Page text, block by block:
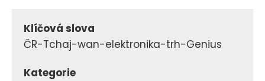
Klíčová slova
ČR-Tchaj-wan-elektronika-trh-Genius
Kategorie